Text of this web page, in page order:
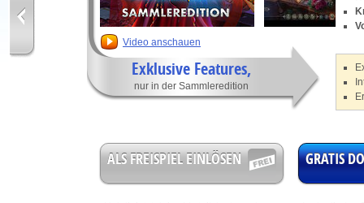
Video anschauen
Exklusive Features,
nur in der Sammleredition
ALS FREISPIEL EINLÖSEN GRATIS